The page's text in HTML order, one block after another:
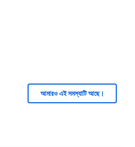
আমারও এই সমস্যাটি আছে।